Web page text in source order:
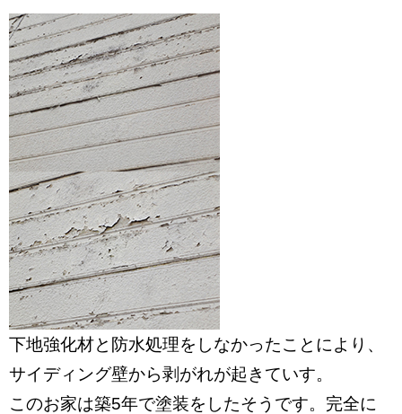
下地強化材と防水処理をしなかったことにより、
サイディング壁から剥がれが起きていす。
このお家は築5年で塗装をしたそうです。完全に